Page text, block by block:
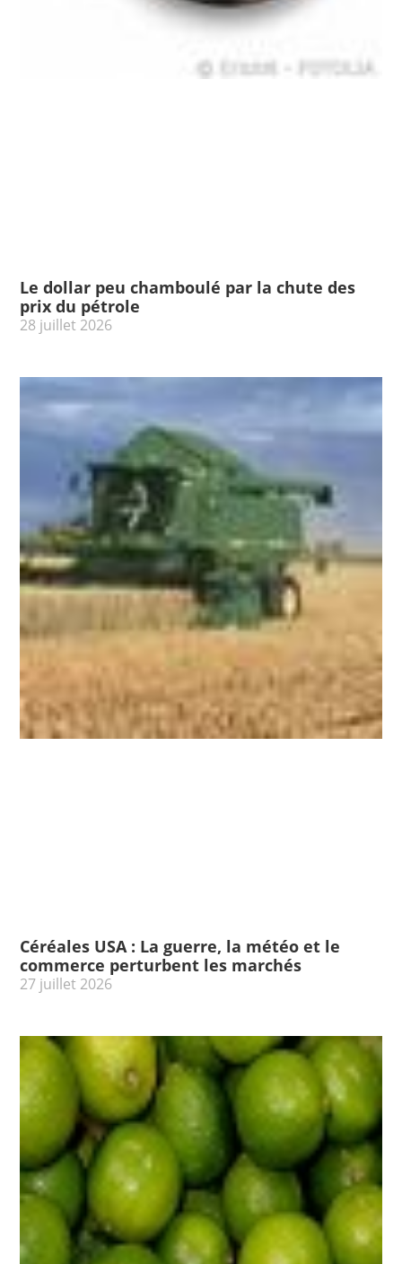
Le dollar peu chamboulé par la chute des
prix du pétrole
28 juillet 2026
Céréales USA : La guerre, la météo et le
commerce perturbent les marchés
27 juillet 2026